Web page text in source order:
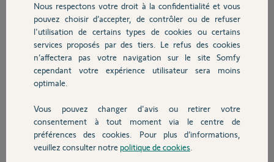
Chauffage
Autres produits
Devis avec un pro
Contact
tout le temps à vitesse lente alors qu'il est paramétré en vitesse
rapide. si l'on rouvre 30 minutes plus tard par contre, la vitesse sera
rapide.
J'espère que vous pourrez m'aider, sachant que le moteur est
toujours sous garantie.
Merci,
Marc V.
il y a plus de 9 ans
Nous respectons votre droit à la confidentialité et vous
pouvez choisir d’accepter, de contrôler ou de refuser
l'utilisation de certains types de cookies ou certains
services proposés par des tiers. Le refus des cookies
n’affectera pas votre navigation sur le site Somfy
cependant votre expérience utilisateur sera moins
optimale.
Vous pouvez changer d'avis ou retirer votre
consentement à tout moment via le centre de
préférences des cookies. Pour plus d’informations,
veuillez consulter notre politique de cookies